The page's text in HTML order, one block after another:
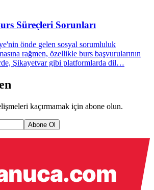
Süreçleri Sorunları
önde gelen sosyal sorumluluk
rağmen, özellikle burs başvurularının
Şikayetvar gibi platformlarda dil…
kaçırmamak için abone olun.
Abone Ol